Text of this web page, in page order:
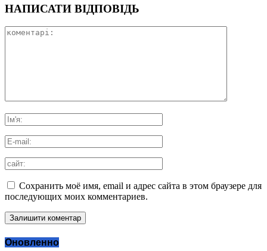
НАПИСАТИ ВІДПОВІДЬ
Сохранить моё имя, email и адрес сайта в этом браузере для
последующих моих комментариев.
Оновленно